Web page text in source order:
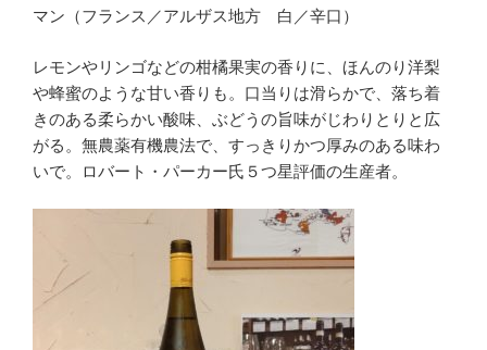
マン（フランス／アルザス地方 白／辛口）
レモンやリンゴなどの柑橘果実の香りに、ほんのり洋梨
や蜂蜜のような甘い香りも。口当りは滑らかで、落ち着
きのある柔らかい酸味、ぶどうの旨味がじわりとりと広
がる。無農薬有機農法で、すっきりかつ厚みのある味わ
いで。ロバート・パーカー氏５つ星評価の生産者。